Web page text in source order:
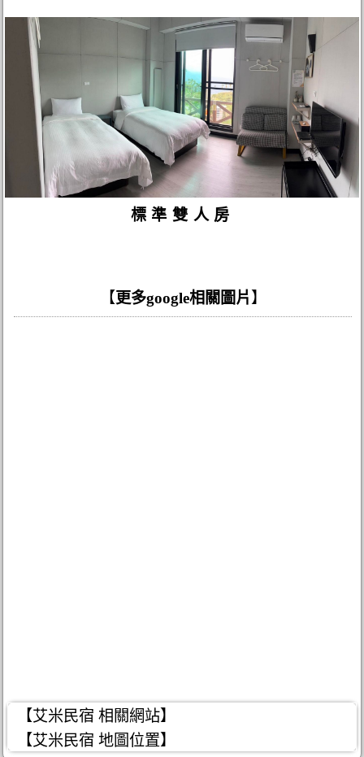
標準雙人房
【更多google相關圖片】
【艾米民宿 相關網站】
【艾米民宿 地圖位置】